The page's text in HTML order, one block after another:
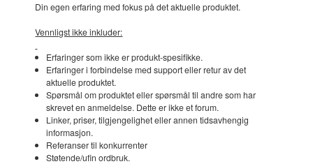
Din egen erfaring med fokus på det aktuelle produktet.
Vennligst ikke inkluder:
Erfaringer som ikke er produkt-spesifikke.
Erfaringer i forbindelse med support eller retur av det
aktuelle produktet.
Spørsmål om produktet eller spørsmål til andre som har
skrevet en anmeldelse. Dette er ikke et forum.
Linker, priser, tilgjengelighet eller annen tidsavhengig
informasjon.
Referanser til konkurrenter
Støtende/ufin ordbruk.